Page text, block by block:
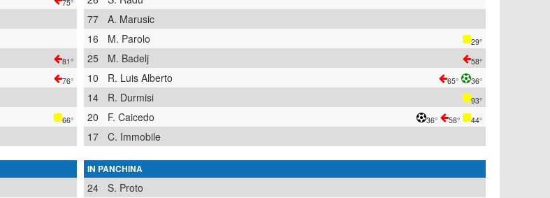
75°
81°
76°
66°
77
A. Marusic
16
M. Parolo 29°
25 M. Badelj 58°
10 R. Luis Alberto 65° 36°
14 R. Durmisi 93°
20 F. Caicedo 36° 58° 44°
17 C. Immobile
IN PANCHINA
24
S. Proto